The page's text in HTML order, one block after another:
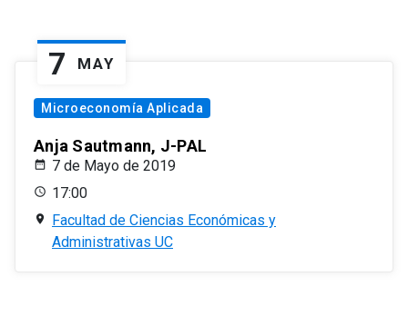
7 MAY
Microeconomía Aplicada
Anja Sautmann, J-PAL
7 de Mayo de 2019
17:00
Facultad de Ciencias Económicas y
Administrativas UC